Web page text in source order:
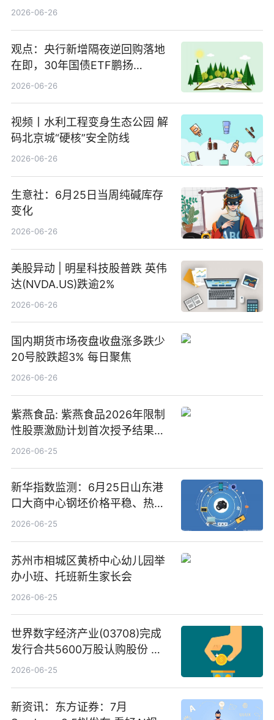
2026-06-26
观点：央行新增隔夜逆回购落地
在即，30年国债ETF鹏扬
(511090) 盘中小幅上涨
2026-06-26
视频丨水利工程变身生态公园 解
码北京城“硬核”安全防线
2026-06-26
生意社：6月25日当周纯碱库存
变化
2026-06-26
美股异动 | 明星科技股普跌 英伟
达(NVDA.US)跌逾2%
2026-06-26
国内期货市场夜盘收盘涨多跌少
20号胶跌超3% 每日聚焦
2026-06-26
紫燕食品: 紫燕食品2026年限制
性股票激励计划首次授予结果公
告-微资讯
2026-06-25
新华指数监测：6月25日山东港
口大商中心钢坯价格平稳、热轧
C料价格微幅下跌
2026-06-25
苏州市相城区黄桥中心幼儿园举
办小班、托班新生家长会
2026-06-25
世界数字经济产业(03708)完成
发行合共5600万股认购股份 净
筹约1007万港元 独家焦点
2026-06-25
新资讯：东方证券：7月